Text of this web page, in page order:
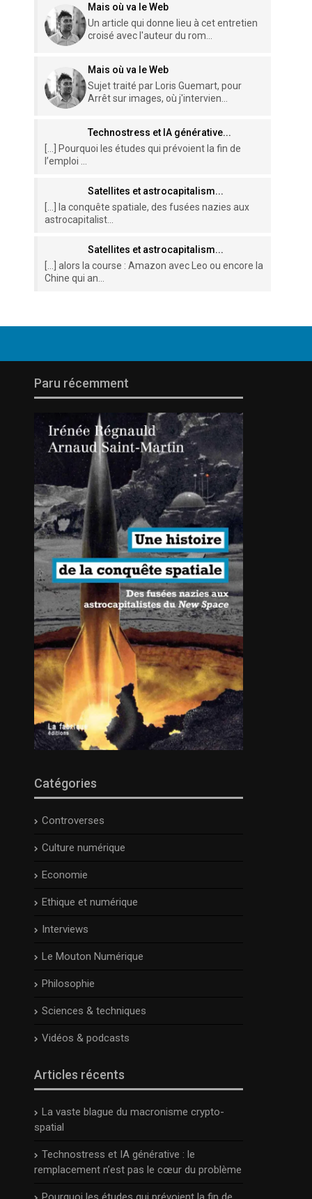
Mais où va le Web
Un article qui donne lieu à cet entretien
croisé avec l'auteur du rom...
Mais où va le Web
Sujet traité par Loris Guemart, pour
Arrêt sur images, où j'intervien...
Technostress et IA générative...
[…] Pourquoi les études qui prévoient la fin de
l’emploi ...
Satellites et astrocapitalism...
[…] la conquête spatiale, des fusées nazies aux
astrocapitalist...
Satellites et astrocapitalism...
[…] alors la course : Amazon avec Leo ou encore la
Chine qui an...
Paru récemment
Catégories
Controverses
Culture numérique
Economie
Ethique et numérique
Interviews
Le Mouton Numérique
Philosophie
Sciences & techniques
Vidéos & podcasts
Articles récents
La vaste blague du macronisme crypto-
spatial
Technostress et IA générative : le
remplacement n’est pas le cœur du problème